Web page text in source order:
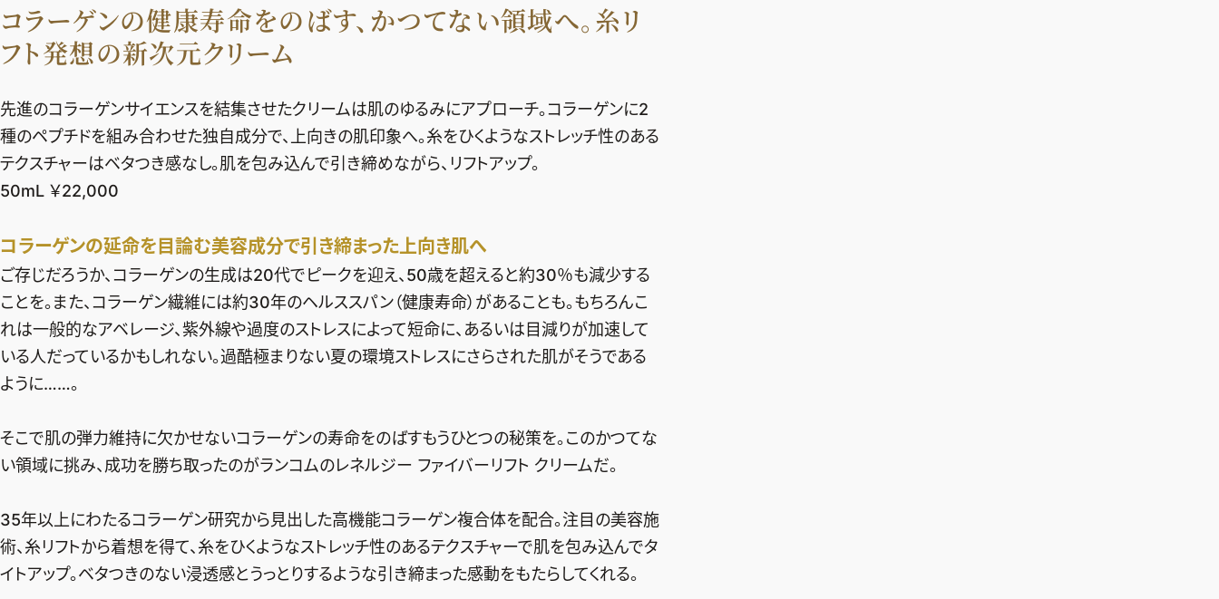
コラーゲンの健康寿命をのばす、かつてない領域へ。糸リ
フト発想の新次元クリーム
先進のコラーゲンサイエンスを結集させたクリームは肌のゆるみにアプローチ。コラーゲンに2
種のペプチドを組み合わせた独自成分で、上向きの肌印象へ。糸をひくようなストレッチ性のある
テクスチャーはベタつき感なし。肌を包み込んで引き締めながら、リフトアップ。
50mL ￥22,000
コラーゲンの延命を目論む美容成分で引き締まった上向き肌へ
ご存じだろうか、コラーゲンの生成は20代でピークを迎え、50歳を超えると約30％も減少する
ことを。また、コラーゲン繊維には約30年のヘルススパン（健康寿命）があることも。もちろんこ
れは一般的なアベレージ、紫外線や過度のストレスによって短命に、あるいは目減りが加速して
いる人だっているかもしれない。過酷極まりない夏の環境ストレスにさらされた肌がそうである
ように……。
そこで肌の弾力維持に欠かせないコラーゲンの寿命をのばすもうひとつの秘策を。このかつてな
い領域に挑み、成功を勝ち取ったのがランコムのレネルジー ファイバーリフト クリームだ。
35年以上にわたるコラーゲン研究から見出した高機能コラーゲン複合体を配合。注目の美容施
術、糸リフトから着想を得て、糸をひくようなストレッチ性のあるテクスチャーで肌を包み込んでタ
イトアップ。ベタつきのない浸透感とうっとりするような引き締まった感動をもたらしてくれる。